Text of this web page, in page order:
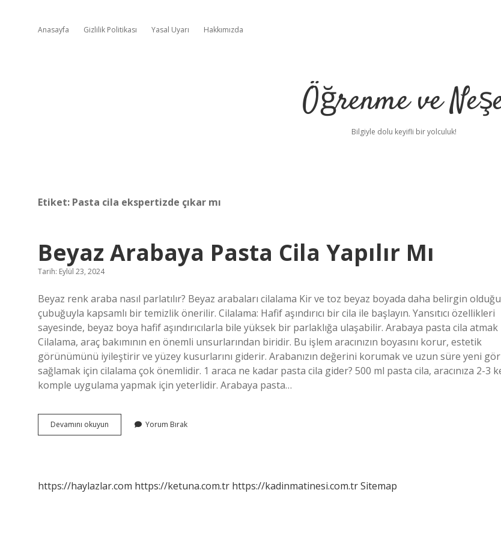
Anasayfa Gizlilik Politikası Yasal Uyarı Hakkımızda
Öğrenme ve
Bilgiyle dolu keyifli bir yolculuk!
Etiket: Pasta cila ekspertizde çıkar mı
Beyaz Arabaya Pasta Cila Yapılır Mı
Tarih: Eylül 23, 2024
Beyaz renk araba nasıl parlatılır? Beyaz arabaları cilalama Kir ve toz beyaz boyada daha belirgin
çubuğuyla kapsamlı bir temizlik önerilir. Cilalama: Hafif aşındırıcı bir cila ile başlayın. Yansıtıcı özellikleri
sayesinde, beyaz boya hafif aşındırıcılarla bile yüksek bir parlaklığa ulaşabilir. Arabaya pasta cila atmak
Cilalama, araç bakımının en önemli unsurlarından biridir. Bu işlem aracınızın boyasını korur, estetik
görünümünü iyileştirir ve yüzey kusurlarını giderir. Arabanızın değerini korumak ve uzun süre yeni
sağlamak için cilalama çok önemlidir. 1 araca ne kadar pasta cila gider? 500 ml pasta cila, aracınıza 2-3
komple uygulama yapmak için yeterlidir. Arabaya pasta…
Devamını okuyun
Arabaya
Yorum Bırak
https://haylazlar.com https://ketuna.com.tr https://kadinmatinesi.com.trSitemap